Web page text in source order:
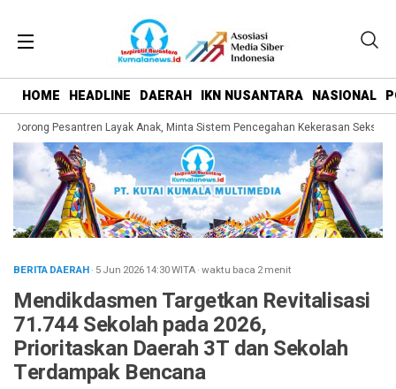
HOME HEADLINE DAERAH IKN NUSANTARA NASIONAL
Pesantren Layak Anak, Minta Sistem Pencegahan Kekerasan Seksual
BERITA DAERAH· 5 Jun 202614:30WITA·waktu baca 2 menit
Mendikdasmen Targetkan Revitalisasi
71.744 Sekolah pada 2026,
Prioritaskan Daerah 3T dan Sekolah
Terdampak Bencana